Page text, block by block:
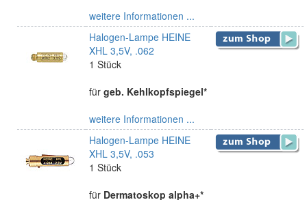
weitere Informationen ...
Halogen-Lampe HEINE
XHL 3,5V, .062
1 Stück
für geb. Kehlkopfspiegel*
weitere Informationen ...
Halogen-Lampe HEINE
XHL 3,5V, .053
1 Stück
für Dermatoskop alpha+*